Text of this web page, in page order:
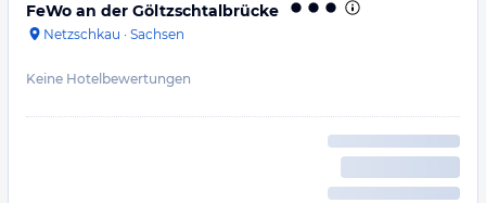
FeWo an der Göltzschtalbrücke
Netzschkau · Sachsen
Keine Hotelbewertungen